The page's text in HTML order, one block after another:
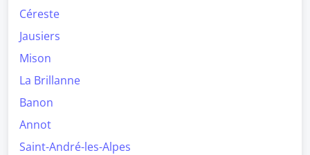
Céreste
Jausiers
Mison
La Brillanne
Banon
Annot
Saint-André-les-Alpes